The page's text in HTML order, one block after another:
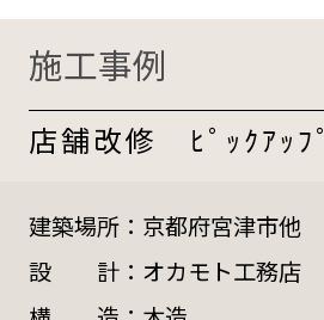
施工事例
店舗改修 ﾋﾟｯｸｱｯﾌﾟ
建築場所： 京都府宮津市他
設 計： オカモト工務店